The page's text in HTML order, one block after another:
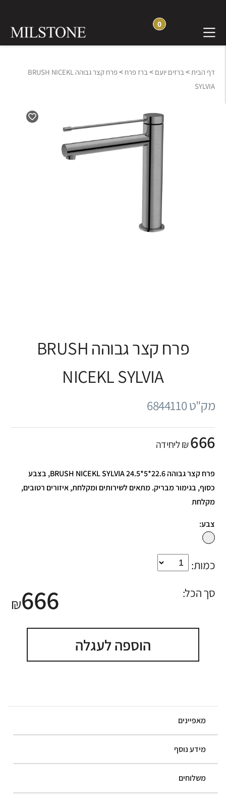
0
דף הבית> ברזים יועם > ברז פרח >
פרח קצר גבוהה BRUSH NICEKL
SYLVIA
פרח קצר גבוהה BRUSH
NICEKL SYLVIA
מק"ט 6844110
666₪ ליחידה
פרח קצר גבוהה BRUSH NICEKL SYLVIA 24.5*5*22.6, בצבע
כסוף, בגימור מבריק. מתאים לשירותים ומקלחת, איזורים רטובים,
מקלחת
צבע:
כמות:
סך הכל:
666
₪
הוספה לעגלה
מאפיינים
מידע נוסף
משלוחים